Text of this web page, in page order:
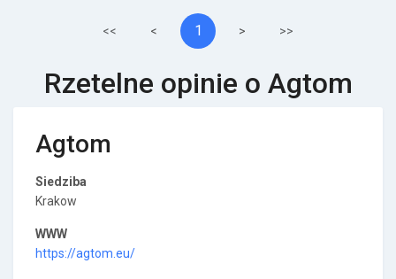
<< < 1 > >>
Rzetelne opinie o Agtom
Agtom
Siedziba
Krakow
WWW
https://agtom.eu/